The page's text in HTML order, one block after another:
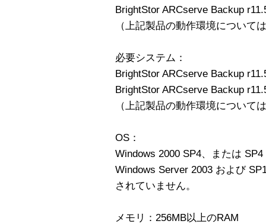
BrightStor ARCserve Backup
（上記製品の動作環境について
必要システム：
BrightStor ARCserve Backup
BrightStor ARCserve Backup
（上記製品の動作環境について
OS：
Windows 2000 SP4、または
Windows Server 2003 および
されていません。
メモリ：256MB以上のRAM